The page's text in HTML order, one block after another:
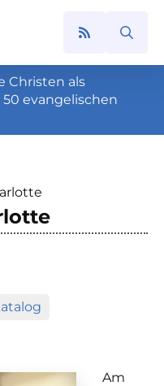
Search
Christen als
evangelischen
Am